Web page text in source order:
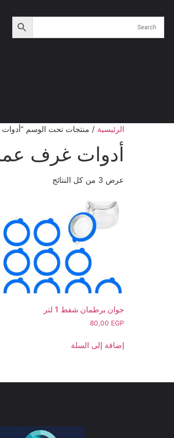
الرئيسية / منتجات تحت الوسم
أدوات غرف
عرض ⁦3⁩ من كل النتائج
جوان برطمان شفط 1 لتر
80,00 EGP
إضافة إلى السلة